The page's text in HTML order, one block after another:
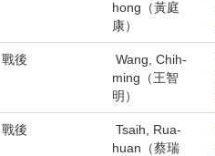
hong（黃庭
康）
戰後
Wang, Chih-
ming（王智
明）
戰後
Tsaih, Rua-
huan（蔡瑞